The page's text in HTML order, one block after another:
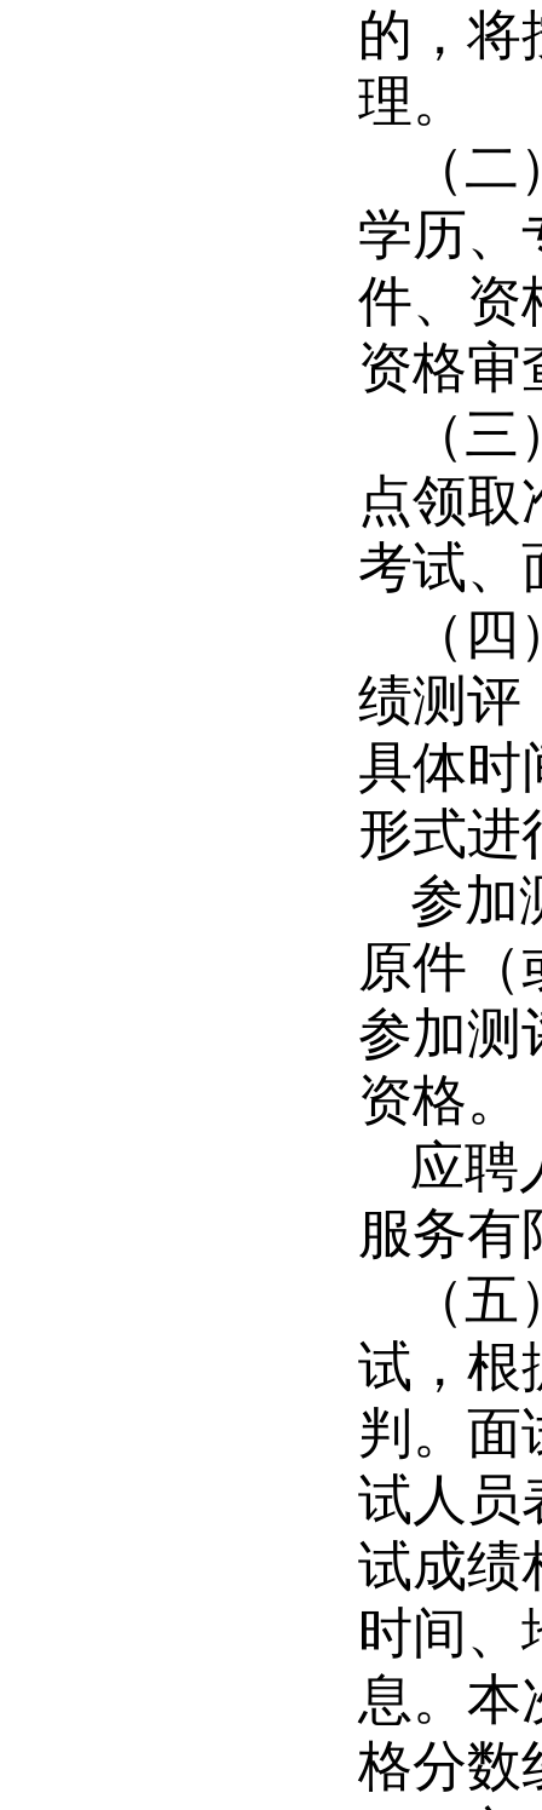
的，将
理。
（
学历、
件、资
资格审
（
点领取
考试、
（
绩测评
具体时
形式进
参加
原件（
参加测
资格。
应聘
服务有
（
试， 根
判。面
试人员
试成绩
时间、
息。 本
格分数